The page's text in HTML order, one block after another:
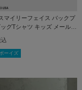
グTシャツ キッズ メール便
ボーイズ